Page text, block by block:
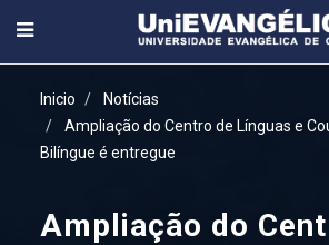
Inicio
Notícias
Ampliação do Centro de Línguas e
Bilíngue é entregue
Ampliação do